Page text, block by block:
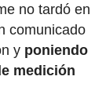
no tardó en
comunicado
y poniendo
medición